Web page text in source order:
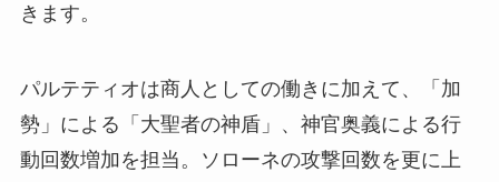
きます。
パルテティオは商人としての働きに加えて、「加
勢」による「大聖者の神盾」、神官奥義による行
動回数増加を担当。ソローネの攻撃回数を更に上